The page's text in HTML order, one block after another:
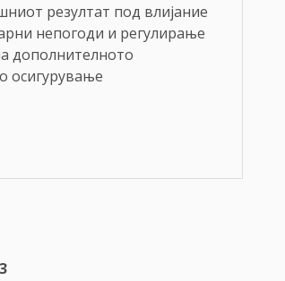
резултат под влијание
непогоди и регулирање
дополнителното
осигурување